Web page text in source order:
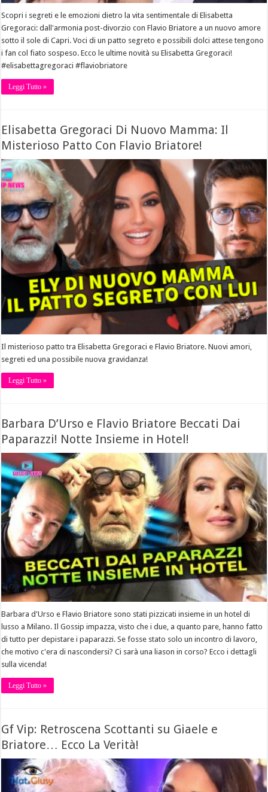
Scopri i segreti e le emozioni dietro la vita sentimentale di Elisabetta
Gregoraci: dall'armonia post-divorzio con Flavio Briatore a un nuovo amore
sotto il sole di Capri. Voci di un patto segreto e possibili dolci attese tengono
i fan col fiato sospeso. Ecco le ultime novità su Elisabetta Gregoraci!
#elisabettagregoraci #flaviobriatore
Leggi Tutto »
Elisabetta Gregoraci Di Nuovo Mamma: Il
Misterioso Patto Con Flavio Briatore!
Il misterioso patto tra Elisabetta Gregoraci e Flavio Briatore. Nuovi amori,
segreti ed una possibile nuova gravidanza!
Leggi Tutto »
Barbara D’Urso e Flavio Briatore Beccati Dai
Paparazzi! Notte Insieme in Hotel!
Barbara d'Urso e Flavio Briatore sono stati pizzicati insieme in un hotel di
lusso a Milano. Il Gossip impazza, visto che i due, a quanto pare, hanno fatto
di tutto per depistare i paparazzi. Se fosse stato solo un incontro di lavoro,
che motivo c'era di nascondersi? Ci sarà una liason in corso? Ecco i dettagli
sulla vicenda!
Leggi Tutto »
Gf Vip: Retroscena Scottanti su Giaele e
Briatore… Ecco La Verità!